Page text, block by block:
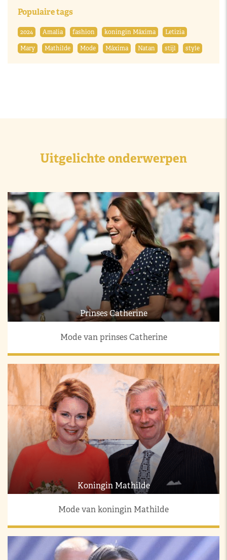
Populaire tags
2024 Amalia fashion koningin Máxima
Letizia
Mary
Mathilde Mode Máxima Natan stijl style
Uitgelichte onderwerpen
Prinses Catherine
Mode van prinses Catherine
Koningin Mathilde
Mode van koningin Mathilde